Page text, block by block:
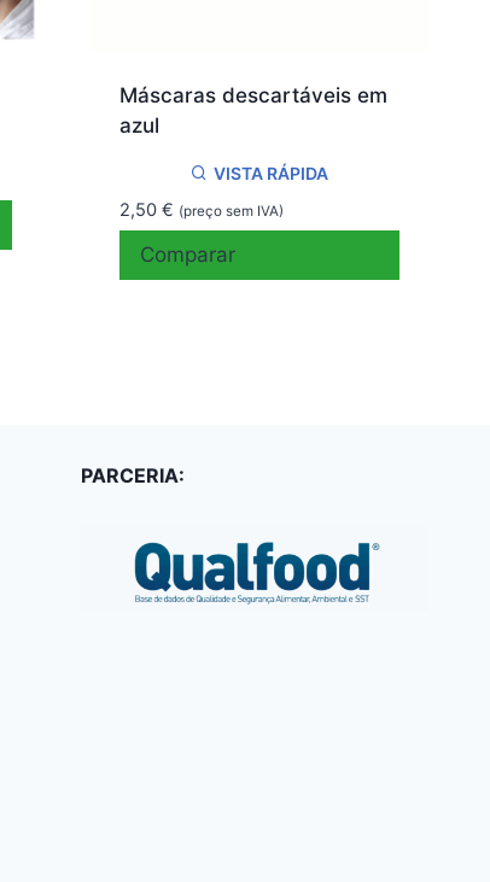
Máscaras descartáveis em
azul
VISTA RÁPIDA
2,50 € (preço sem IVA)
Comparar
PARCERIA: